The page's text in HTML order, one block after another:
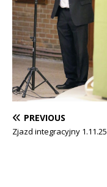
PREVIOUS
Zjazd integracyjny 1.11.25